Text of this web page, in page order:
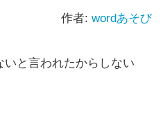
作者: wordあそび
と言われたからしない